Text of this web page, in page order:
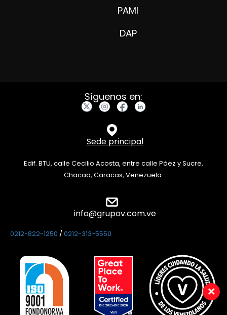
PAMI
DAP
Síguenos en:
Sede principal
Edif. BTU, calle Cecilio Acosta, entre calle Páez y Sucre,
Chacao, Caracas, Venezuela.
info@grupov.com.ve
0212-822-1250 / 0212-313-5550
×